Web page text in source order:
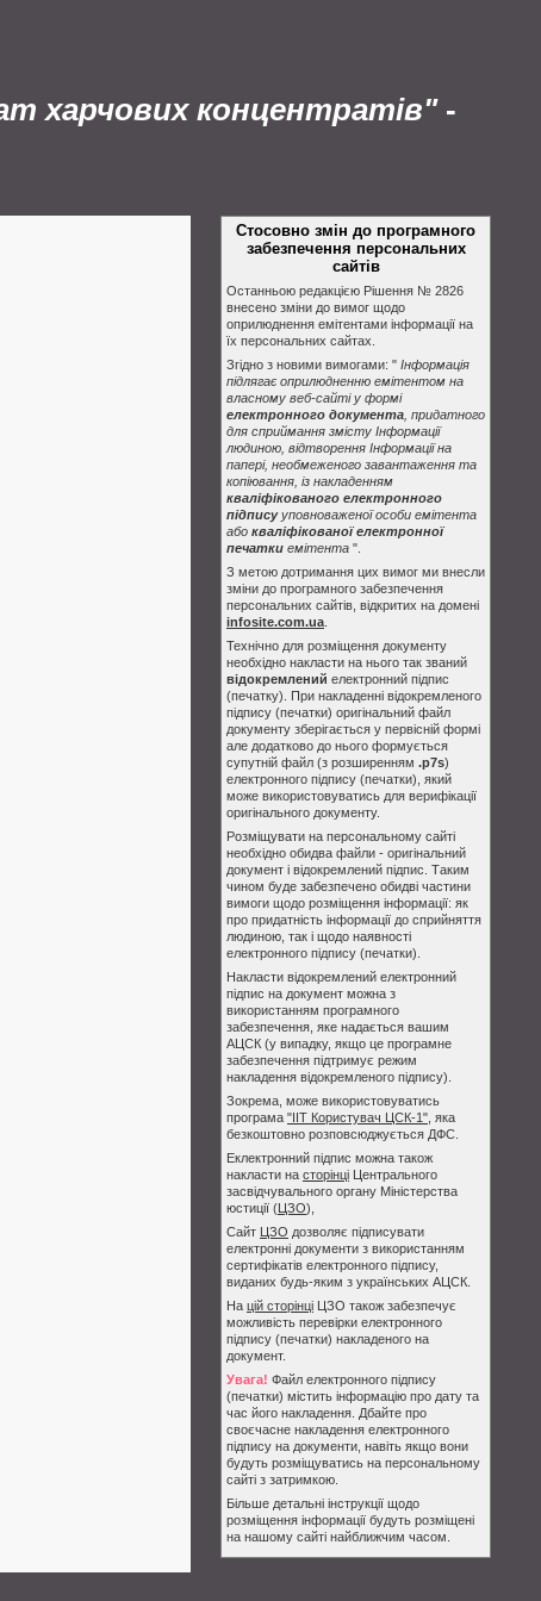
харчових концентратів"-
Стосовно змін до програмного
забезпечення персональних
сайтів
Останньою редакцією Рішення № 2826
внесено зміни до вимог щодо
оприлюднення емітентами інформації на
їх персональних сайтах.
Згідно з новими вимогами: " Інформація
підлягає оприлюдненню емітентом на
власному веб-сайті у формі
електронного документа , придатного
для сприймання змісту Інформації
людиною, відтворення Інформації на
папері, необмеженого завантаження та
копіювання, із накладенням
кваліфікованого електронного
підписууповноваженої особи емітента
або кваліфікованої електронної
печатки емітента ".
З метою дотримання цих вимог ми внесли
зміни до програмного забезпечення
персональних сайтів, відкритих на домені
infosite.com.ua
Технічно для розміщення документу
необхідно накласти на нього так званий
відокремлений електронний підпис
(печатку). При накладенні відокремленого
підпису (печатки) оригінальний файл
документу зберігається у первісній формі
але додатково до нього формується
супутній файл (з розширенням .p7s)
електронного підпису (печатки), який
може використовуватись для верифікації
оригінального документу.
Розміщувати на персональному сайті
необхідно обидва файли - оригінальний
документ і відокремлений підпис. Таким
чином буде забезпечено обидві частини
вимоги щодо розміщення інформації: як
про придатність інформації до сприйняття
людиною, так і щодо наявності
електронного підпису (печатки).
Накласти відокремлений електронний
підпис на документ можна з
використанням програмного
забезпечення, яке надається вашим
АЦСК (у випадку, якщо це програмне
забезпечення підтримує режим
накладення відокремленого підпису).
Зокрема, може використовуватись
програма "ІІТ Користувач ЦСК-1" , яка
безкоштовно розповсюджується ДФС.
Еклектронний підпис можна також
накласти на сторінці Центрального
засвідчувального органу Міністерства
юстиції (ЦЗО),
Сайт ЦЗО дозволяє підписувати
електронні документи з використанням
сертифікатів електронного підпису,
виданих будь-яким з українських АЦСК.
На цій сторінці ЦЗО також забезпечує
можливість перевірки електронного
підпису (печатки) накладеного на
документ.
Увага! Файл електронного підпису
(печатки) містить інформацію про дату та
час його накладення. Дбайте про
своєчасне накладення електронного
підпису на документи, навіть якщо вони
будуть розміщуватись на персональному
сайті з затримкою.
Більше детальні інструкції щодо
розміщення інформації будуть розміщені
на нашому сайті найближчим часом.